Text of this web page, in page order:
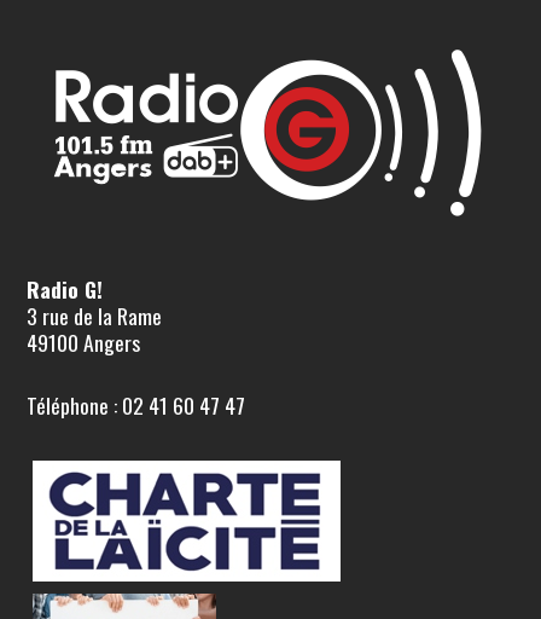
Radio G!
3 rue de la Rame
49100 Angers
Téléphone : 02 41 60 47 47